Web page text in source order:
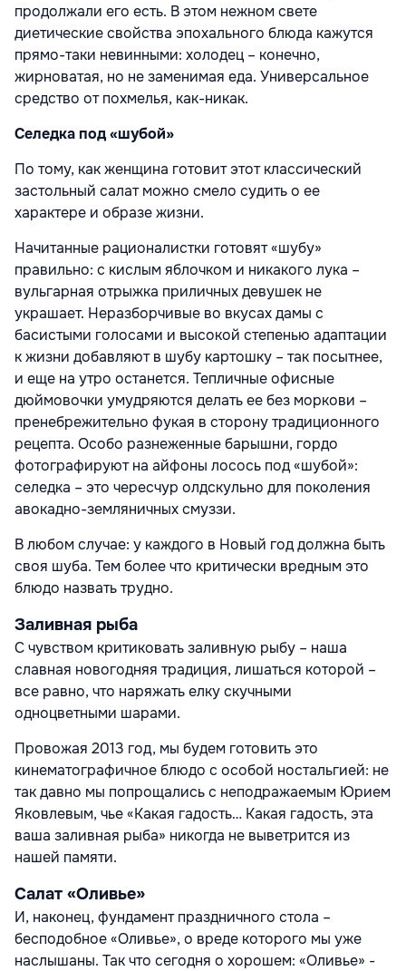
продолжали его есть. В этом нежном свете
диетические свойства эпохального блюда кажутся
прямо-таки невинными: холодец – конечно,
жирноватая, но не заменимая еда. Универсальное
средство от похмелья, как-никак.
Селедка под «шубой»
По тому, как женщина готовит этот классический
застольный салат можно смело судить о ее
характере и образе жизни.
Начитанные рационалистки готовят «шубу»
правильно: с кислым яблочком и никакого лука –
вульгарная отрыжка приличных девушек не
украшает. Неразборчивые во вкусах дамы с
басистыми голосами и высокой степенью адаптации
к жизни добавляют в шубу картошку – так посытнее,
и еще на утро останется. Тепличные офисные
дюймовочки умудряются делать ее без моркови –
пренебрежительно фукая в сторону традиционного
рецепта. Особо разнеженные барышни, гордо
фотографируют на айфоны лосось под «шубой»:
селедка – это чересчур олдскульно для поколения
авокадно-земляничных смуззи.
В любом случае: у каждого в Новый год должна быть
своя шуба. Тем более что критически вредным это
блюдо назвать трудно.
Заливная рыба
С чувством критиковать заливную рыбу – наша
славная новогодняя традиция, лишаться которой –
все равно, что наряжать елку скучными
одноцветными шарами.
Провожая 2013 год, мы будем готовить это
кинематографичное блюдо с особой ностальгией: не
так давно мы попрощались с неподражаемым Юрием
Яковлевым, чье «Какая гадость… Какая гадость, эта
ваша заливная рыба» никогда не выветрится из
нашей памяти.
Салат «Оливье»
И, наконец, фундамент праздничного стола –
бесподобное «Оливье», о вреде которого мы уже
наслышаны. Так что сегодня о хорошем: «Оливье» -